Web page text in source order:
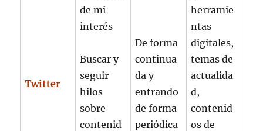
Twitter
de mi
interés
Buscar y
seguir
hilos
sobre
contenid
De forma
continua
da y
entrando
de forma
periódica
herramie
ntas
digitales,
temas de
actualida
d,
contenid
os de